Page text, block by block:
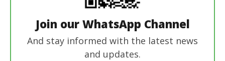
Join our WhatsApp Channel
And stay informed with the latest news
and updates.